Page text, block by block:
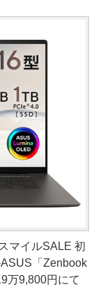
マイルSALE 初
「Zenbook
万9,800円にて